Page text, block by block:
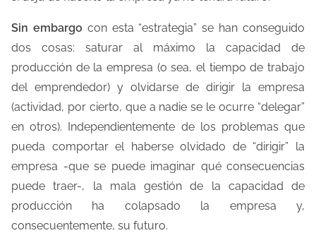
Sin embargo con esta “estrategia” se han conseguido
dos cosas: saturar al máximo la capacidad de
producción de la empresa (o sea, el tiempo de trabajo
del emprendedor) y olvidarse de dirigir la empresa
(actividad, por cierto, que a nadie se le ocurre “delegar”
en otros). Independientemente de los problemas que
pueda comportar el haberse olvidado de “dirigir” la
empresa -que se puede imaginar qué consecuencias
puede traer-, la mala gestión de la capacidad de
producción ha colapsado la empresa y,
consecuentemente, su futuro.